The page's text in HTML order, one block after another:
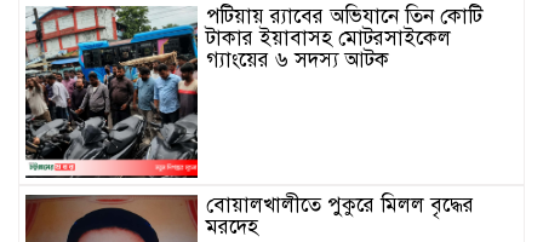
পটিয়ায় র‍্যাবের অভিযানে তিন কোটি
টাকার ইয়াবাসহ মোটরসাইকেল
গ্যাংয়ের ৬ সদস্য আটক
বোয়ালখালীতে পুকুরে মিলল বৃদ্ধের
মরদেহ